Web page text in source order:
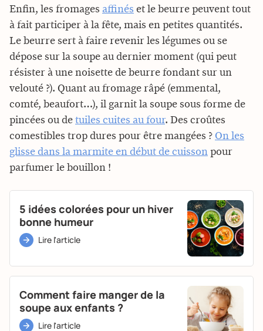
Enfin, les fromages affinés et le beurre peuvent tout
à fait participer à la fête, mais en petites quantités.
Le beurre sert à faire revenir les légumes ou se
dépose sur la soupe au dernier moment (qui peut
résister à une noisette de beurre fondant sur un
velouté ?). Quant au fromage râpé (emmental,
comté, beaufort…), il garnit la soupe sous forme de
pincées ou de tuiles cuites au four. Des croûtes
comestibles trop dures pour être mangées ? On les
glisse dans la marmite en début de cuisson pour
parfumer le bouillon !
5 idées colorées pour un hiver
bonne humeur
Lire l'article
Comment faire manger de la
soupe aux enfants ?
Lire l'article